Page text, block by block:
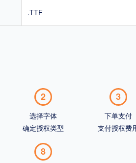
.TTF
2
选择字体
确定授权类型
3
下单支付
支付授权费
8